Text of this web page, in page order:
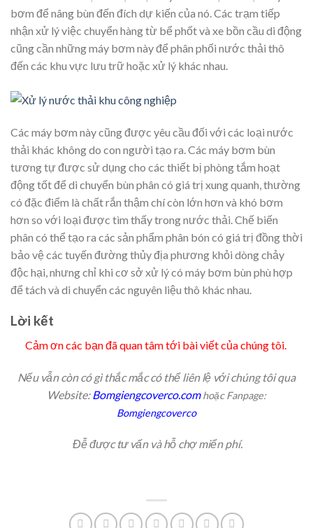
bơm để nâng bùn đến đích dự kiến ​​của nó. Các trạm tiếp
nhận xử lý việc chuyển hàng từ bể phốt và xe bồn cầu di động
cũng cần những máy bơm này để phân phối nước thải thô
đến các khu vực lưu trữ hoặc xử lý khác nhau.
Các máy bơm này cũng được yêu cầu đối với các loại nước
thải khác không do con người tạo ra. Các máy bơm bùn
tương tự được sử dụng cho các thiết bị phòng tắm hoạt
động tốt để di chuyển bùn phân có giá trị xung quanh, thường
có đặc điểm là chất rắn thậm chí còn lớn hơn và khó bơm
hơn so với loại được tìm thấy trong nước thải. Chế biến
phân có thể tạo ra các sản phẩm phân bón có giá trị đồng thời
bảo vệ các tuyến đường thủy địa phương khỏi dòng chảy
độc hại, nhưng chỉ khi cơ sở xử lý có máy bơm bùn phù hợp
để tách và di chuyển các nguyên liệu thô khác nhau.
Lời kết
Cảm ơn các bạn đã quan tâm tới bài viết của chúng tôi.
Nếu vẫn còn có gì thắc mắc có thể liên lệ với chúng tôi qua
Website: Bomgiengcoverco.comhoặc Fanpage:
Bomgiengcoverco
Đễ được tư vấn và hỗ chợ miển phí.